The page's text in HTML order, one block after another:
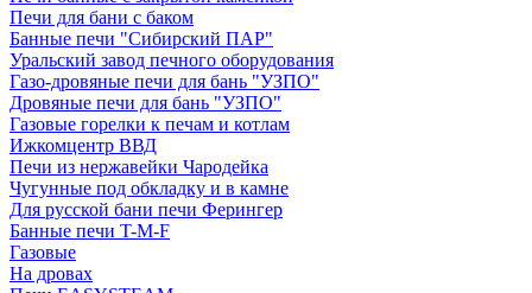
Печи для бани с баком
Банные печи "Сибирский ПАР"
Уральский завод печного оборудования
Газо-дровяные печи для бань "УЗПО"
Дровяные печи для бань "УЗПО"
Газовые горелки к печам и котлам
Ижкомцентр ВВД
Печи из нержавейки Чародейка
Чугунные под обкладку и в камне
Для русской бани печи Ферингер
Банные печи T-M-F
Газовые
На дровах